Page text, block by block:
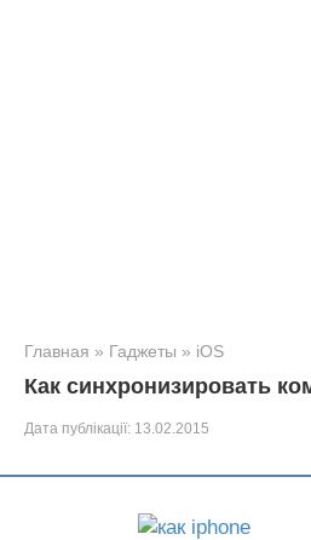
Главная » Гаджеты » iOS
Как синхронизировать
Дата публікації: 13.02.2015